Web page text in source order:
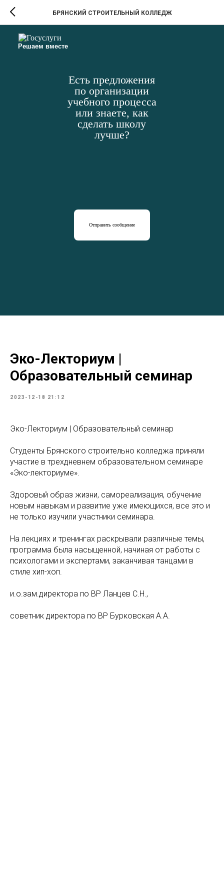
Решаем вместе
Есть предложения
по организации
учебного процесса
или знаете, как
сделать школу
лучше?
Отправить сообщение
БРЯНСКИЙ СТРОИТЕЛЬНЫЙ КОЛЛЕДЖ
Эко-Лекториум |
Образовательный семинар
2023-12-18 21:12
Эко-Лекториум | Образовательный семинар
Студенты Брянского строительно колледжа приняли
участие в трехдневнем образовательном семинаре
«Эко-лекториуме».
Здоровый образ жизни, самореализация, обучение
новым навыкам и развитие уже имеющихся, все это и
не только изучили участники семинара.
На лекциях и тренингах раскрывали различные темы,
программа была насыщенной, начиная от работы с
психологами и экспертами, заканчивая танцами в
стиле хип-хоп.
и.о.зам.директора по ВР Ланцев С.Н.,
советник директора по ВР Бурковская А.А.